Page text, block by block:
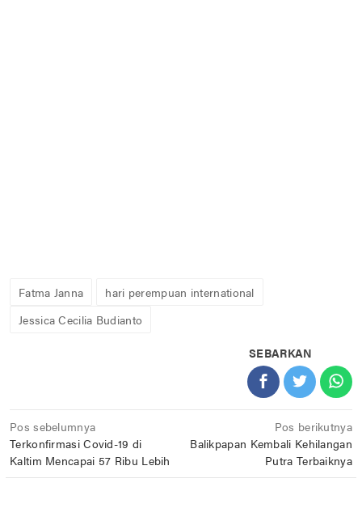
Fatma Janna
hari perempuan international
Jessica Cecilia Budianto
SEBARKAN
Navigasi
pos
Pos sebelumnya
Terkonfirmasi Covid-19 di
Kaltim Mencapai 57 Ribu Lebih
Pos berikutnya
Balikpapan Kembali Kehilangan
Putra Terbaiknya